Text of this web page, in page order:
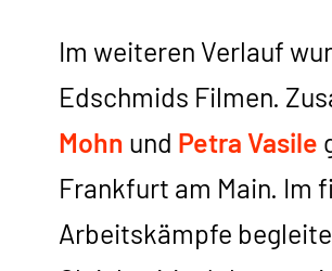
Im weiteren Verlauf
Edschmids Filmen.
Mohn und Petra Vasile
Frankfurt am Main. Im
Arbeitskämpfe